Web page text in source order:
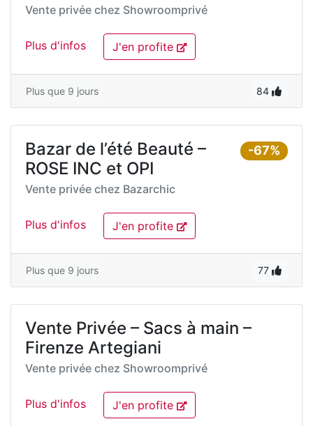
Vente privée chez Showroomprivé
Plus d'infos J'en profite
Plus que 9 jours 84
-67%
Bazar de l’été Beauté –
ROSE INC et OPI
Vente privée chez Bazarchic
Plus d'infos J'en profite
Plus que 9 jours 77
Vente Privée – Sacs à main –
Firenze Artegiani
Vente privée chez Showroomprivé
Plus d'infos J'en profite